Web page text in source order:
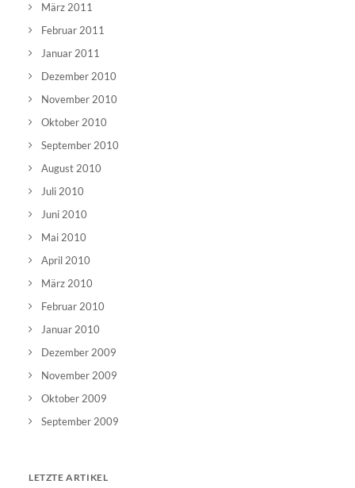
März 2011
Februar 2011
Januar 2011
Dezember 2010
November 2010
Oktober 2010
September 2010
August 2010
Juli 2010
Juni 2010
Mai 2010
April 2010
März 2010
Februar 2010
Januar 2010
Dezember 2009
November 2009
Oktober 2009
September 2009
LETZTE ARTIKEL